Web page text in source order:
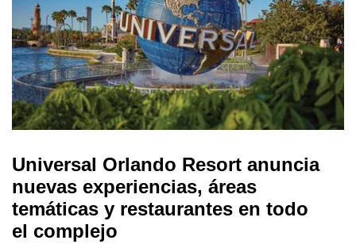
Universal Orlando Resort anuncia
nuevas experiencias, áreas
temáticas y restaurantes en todo
el complejo